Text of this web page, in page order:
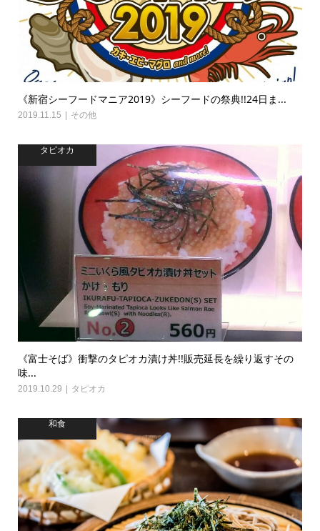
《新宿シーフードマニア2019》シーフードの祭典!!24日ま...
2019.11.15 その他
タピオカ
《富士そば》衝撃のタピオカ漬け丼!!販売延長を繰り返すその
味...
2019.10.29 タピオカ
和食